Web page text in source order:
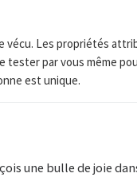
Les propriétés
par vous même
est unique.
une bulle de joie